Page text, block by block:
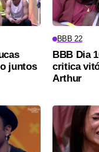
juntos
BBB 22
BBB Dia
critica
Arthur